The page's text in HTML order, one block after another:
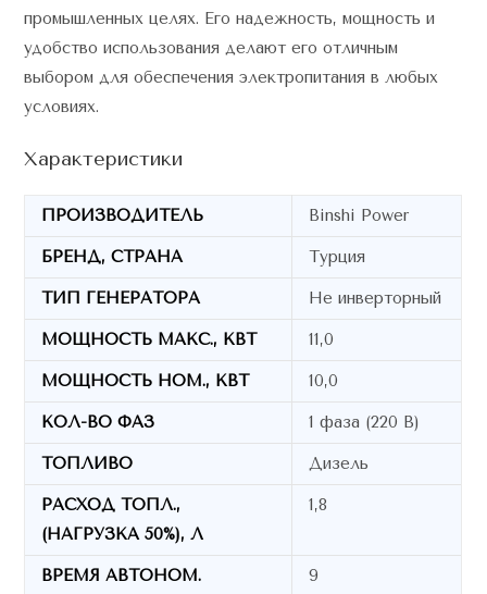
промышленных целях. Его надежность, мощность и
удобство использования делают его отличным
выбором для обеспечения электропитания в любых
условиях.
Характеристики
ПРОИЗВОДИТЕЛЬ Binshi Power
БРЕНД, СТРАНА Турция
ТИП ГЕНЕРАТОРА Не инверторный
МОЩНОСТЬ МАКС., КВТ 11,0
МОЩНОСТЬ НОМ., КВТ 10,0
КОЛ-ВО ФАЗ 1 фаза (220 В)
ТОПЛИВО Дизель
РАСХОД ТОПЛ.,
(НАГРУЗКА 50%), Л
1,8
ВРЕМЯ АВТОНОМ.
9